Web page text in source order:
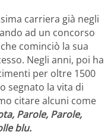
carriera già negli
ad un concorso
cominciò la sua
Negli anni, poi ha
per oltre 1500
segnato la vita di
citare alcuni come
Parole, Parole,
blu.